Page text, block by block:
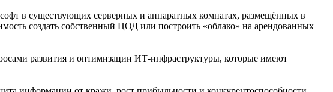
в существующих серверных и аппаратных комнатах, размещённых в
создать собственный ЦОД или построить «облако» на арендованных
развития и оптимизации ИТ-инфраструктуры, которые имеют